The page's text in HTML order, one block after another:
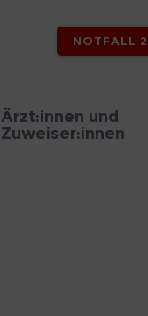
NOTFALL
Ärzt:innen und
Zuweiser:innen